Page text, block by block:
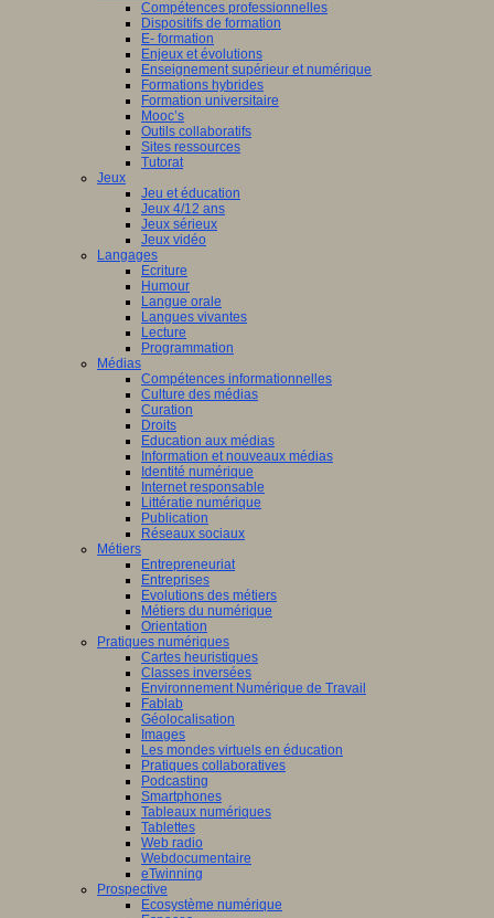
Compétences professionnelles
Dispositifs de formation
E- formation
Enjeux et évolutions
Enseignement supérieur et numérique
Formations hybrides
Formation universitaire
Mooc’s
Outils collaboratifs
Sites ressources
Tutorat
Jeux
Jeu et éducation
Jeux 4/12 ans
Jeux sérieux
Jeux vidéo
Langages
Ecriture
Humour
Langue orale
Langues vivantes
Lecture
Programmation
Médias
Compétences informationnelles
Culture des médias
Curation
Droits
Education aux médias
Information et nouveaux médias
Identité numérique
Internet responsable
Littératie numérique
Publication
Réseaux sociaux
Métiers
Entrepreneuriat
Entreprises
Evolutions des métiers
Métiers du numérique
Orientation
Pratiques numériques
Cartes heuristiques
Classes inversées
Environnement Numérique de Travail
Fablab
Géolocalisation
Images
Les mondes virtuels en éducation
Pratiques collaboratives
Podcasting
Smartphones
Tableaux numériques
Tablettes
Web radio
Webdocumentaire
eTwinning
Prospective
Ecosystème numérique